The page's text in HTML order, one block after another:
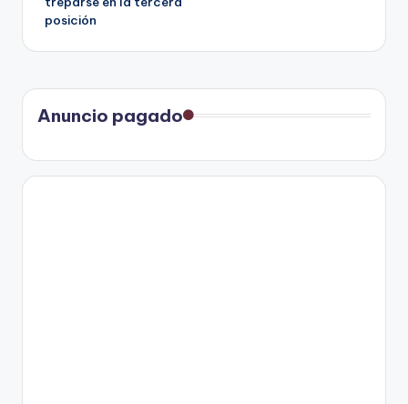
posición
Anuncio pagado